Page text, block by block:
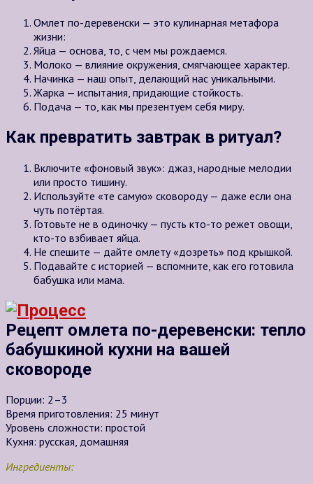
Омлет по-деревенски — это кулинарная метафора
жизни:
Яйца — основа, то, с чем мы рождаемся.
Молоко — влияние окружения, смягчающее характер.
Начинка — наш опыт, делающий нас уникальными.
Жарка — испытания, придающие стойкость.
Подача — то, как мы презентуем себя миру.
Как превратить завтрак в ритуал?
Включите «фоновый звук»: джаз, народные мелодии
или просто тишину.
Используйте «те самую» сковороду — даже если она
чуть потёртая.
Готовьте не в одиночку — пусть кто-то режет овощи,
кто-то взбивает яйца.
Не спешите — дайте омлету «дозреть» под крышкой.
Подавайте с историей — вспомните, как его готовила
бабушка или мама.
Рецепт омлета по-деревенски: тепло
бабушкиной кухни на вашей
сковороде
Порции: 2–3
Время приготовления: 25 минут
Уровень сложности: простой
Кухня: русская, домашняя
Ингредиенты: